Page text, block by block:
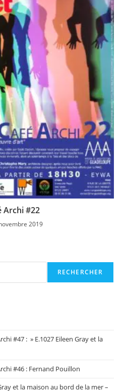
Archi #22
2019
RECHERCHER
#47 : » E.1027 Eileen Gray et la
#46 : Fernand Pouillon
et la maison au bord de la mer –